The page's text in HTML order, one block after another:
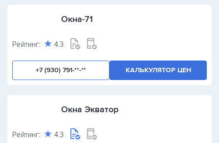
Окна-71
Рейтинг: 4.3
+7 (930) 791-**-** КАЛЬКУЛЯТОР ЦЕН
Окна Экватор
Рейтинг: 4.3